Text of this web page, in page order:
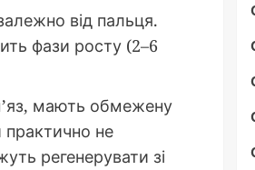
від пальця.
фази росту (2–6
мають обмежену
практично не
регенерувати зі